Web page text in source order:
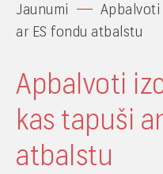
Jaunumi
ar ES fondu atbalstu
Apbalvoti
kas tapuši
atbalstu